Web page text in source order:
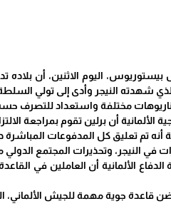
بيستوريوس، اليوم الاثنين، أن
شهدته النيجر وأدى إلى تولي
مختلفة واستعداد للتصرف
أن برلين تقوم بمراجعة
أنه تم تعليق كل المدفوعات المباشرة
النيجر، وتحذيرات المجتمع
الألمانية أن العاملين في
قاعدة جوية مهمة للجيش الألماني،